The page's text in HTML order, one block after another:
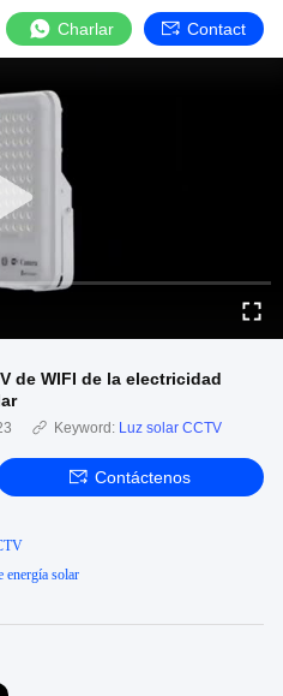
Charlar Contact
de WIFI de la electricidad
Keyword: Luz solar CCTV
Contáctenos
energía solar